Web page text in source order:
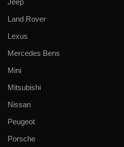
Land Rover
Lexus
Mercedes Bens
Mini
Mitsubishi
Nissan
Peugeot
Porsche